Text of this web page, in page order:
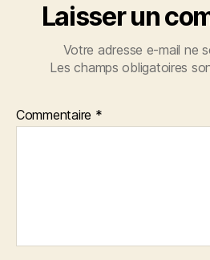
Laisser un
Votre adresse e-mail ne
Les champs obligatoires
Commentaire *